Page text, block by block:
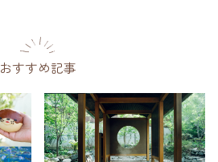
おすすめ記事